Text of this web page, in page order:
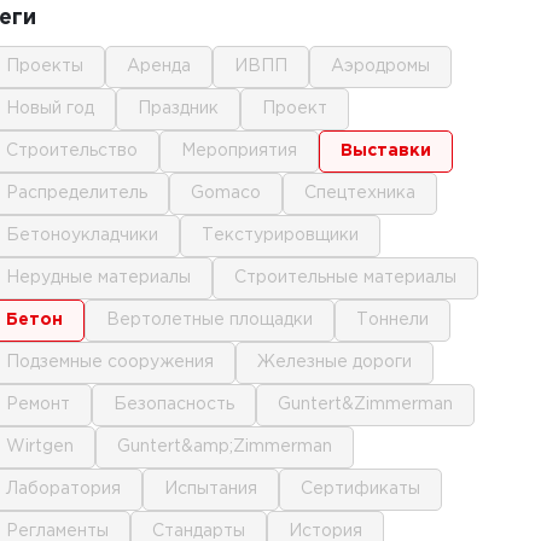
проекты аренда ИВПП аэродромы
новый год праздник проект
строительство мероприятия выставки
распределитель gomaco спецтехника
бетоноукладчики текстурировщики
нерудные материалы строительные материалы
бетон вертолетные площадки тоннели
подземные сооружения железные дороги
ремонт безопасность Guntert&Zimmerman
Wirtgen Guntert&amp;Zimmerman
лаборатория испытания сертификаты
регламенты стандарты история